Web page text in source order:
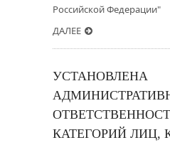
Российской Федерации"
ДАЛЕЕ
УСТАНОВЛЕНА
КАТЕГОРИЙ ЛИЦ,